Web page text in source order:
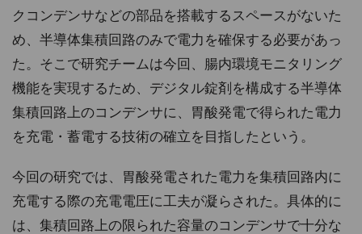
クコンデンサなどの部品を搭載するスペースがないた
め、半導体集積回路のみで電力を確保する必要があっ
た。そこで研究チームは今回、腸内環境モニタリング
機能を実現するため、デジタル錠剤を構成する半導体
集積回路上のコンデンサに、胃酸発電で得られた電力
を充電・蓄電する技術の確立を目指したという。
今回の研究では、胃酸発電された電力を集積回路内に
充電する際の充電電圧に工夫が凝らされた。具体的に
は、集積回路上の限られた容量のコンデンサで十分な